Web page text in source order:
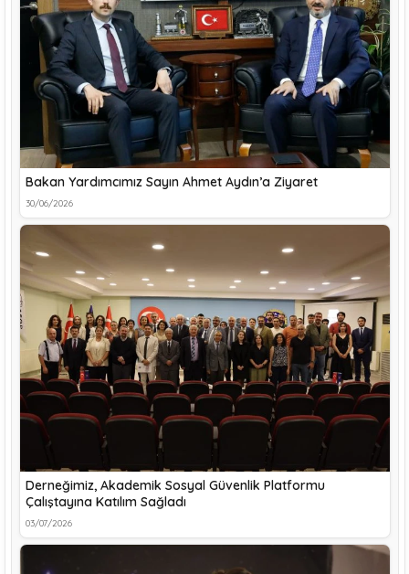
Bakan Yardımcımız Sayın Ahmet Aydın’a Ziyaret
30/06/2026
Derneğimiz, Akademik Sosyal Güvenlik Platformu
Çalıştayına Katılım Sağladı
03/07/2026